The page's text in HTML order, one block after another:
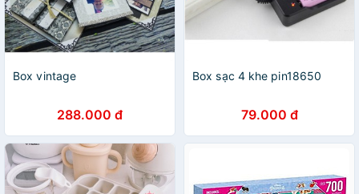
Box vintage
288.000 đ
Box sạc 4 khe pin18650
79.000 đ